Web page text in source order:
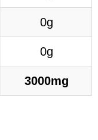
0g
0g
3000mg